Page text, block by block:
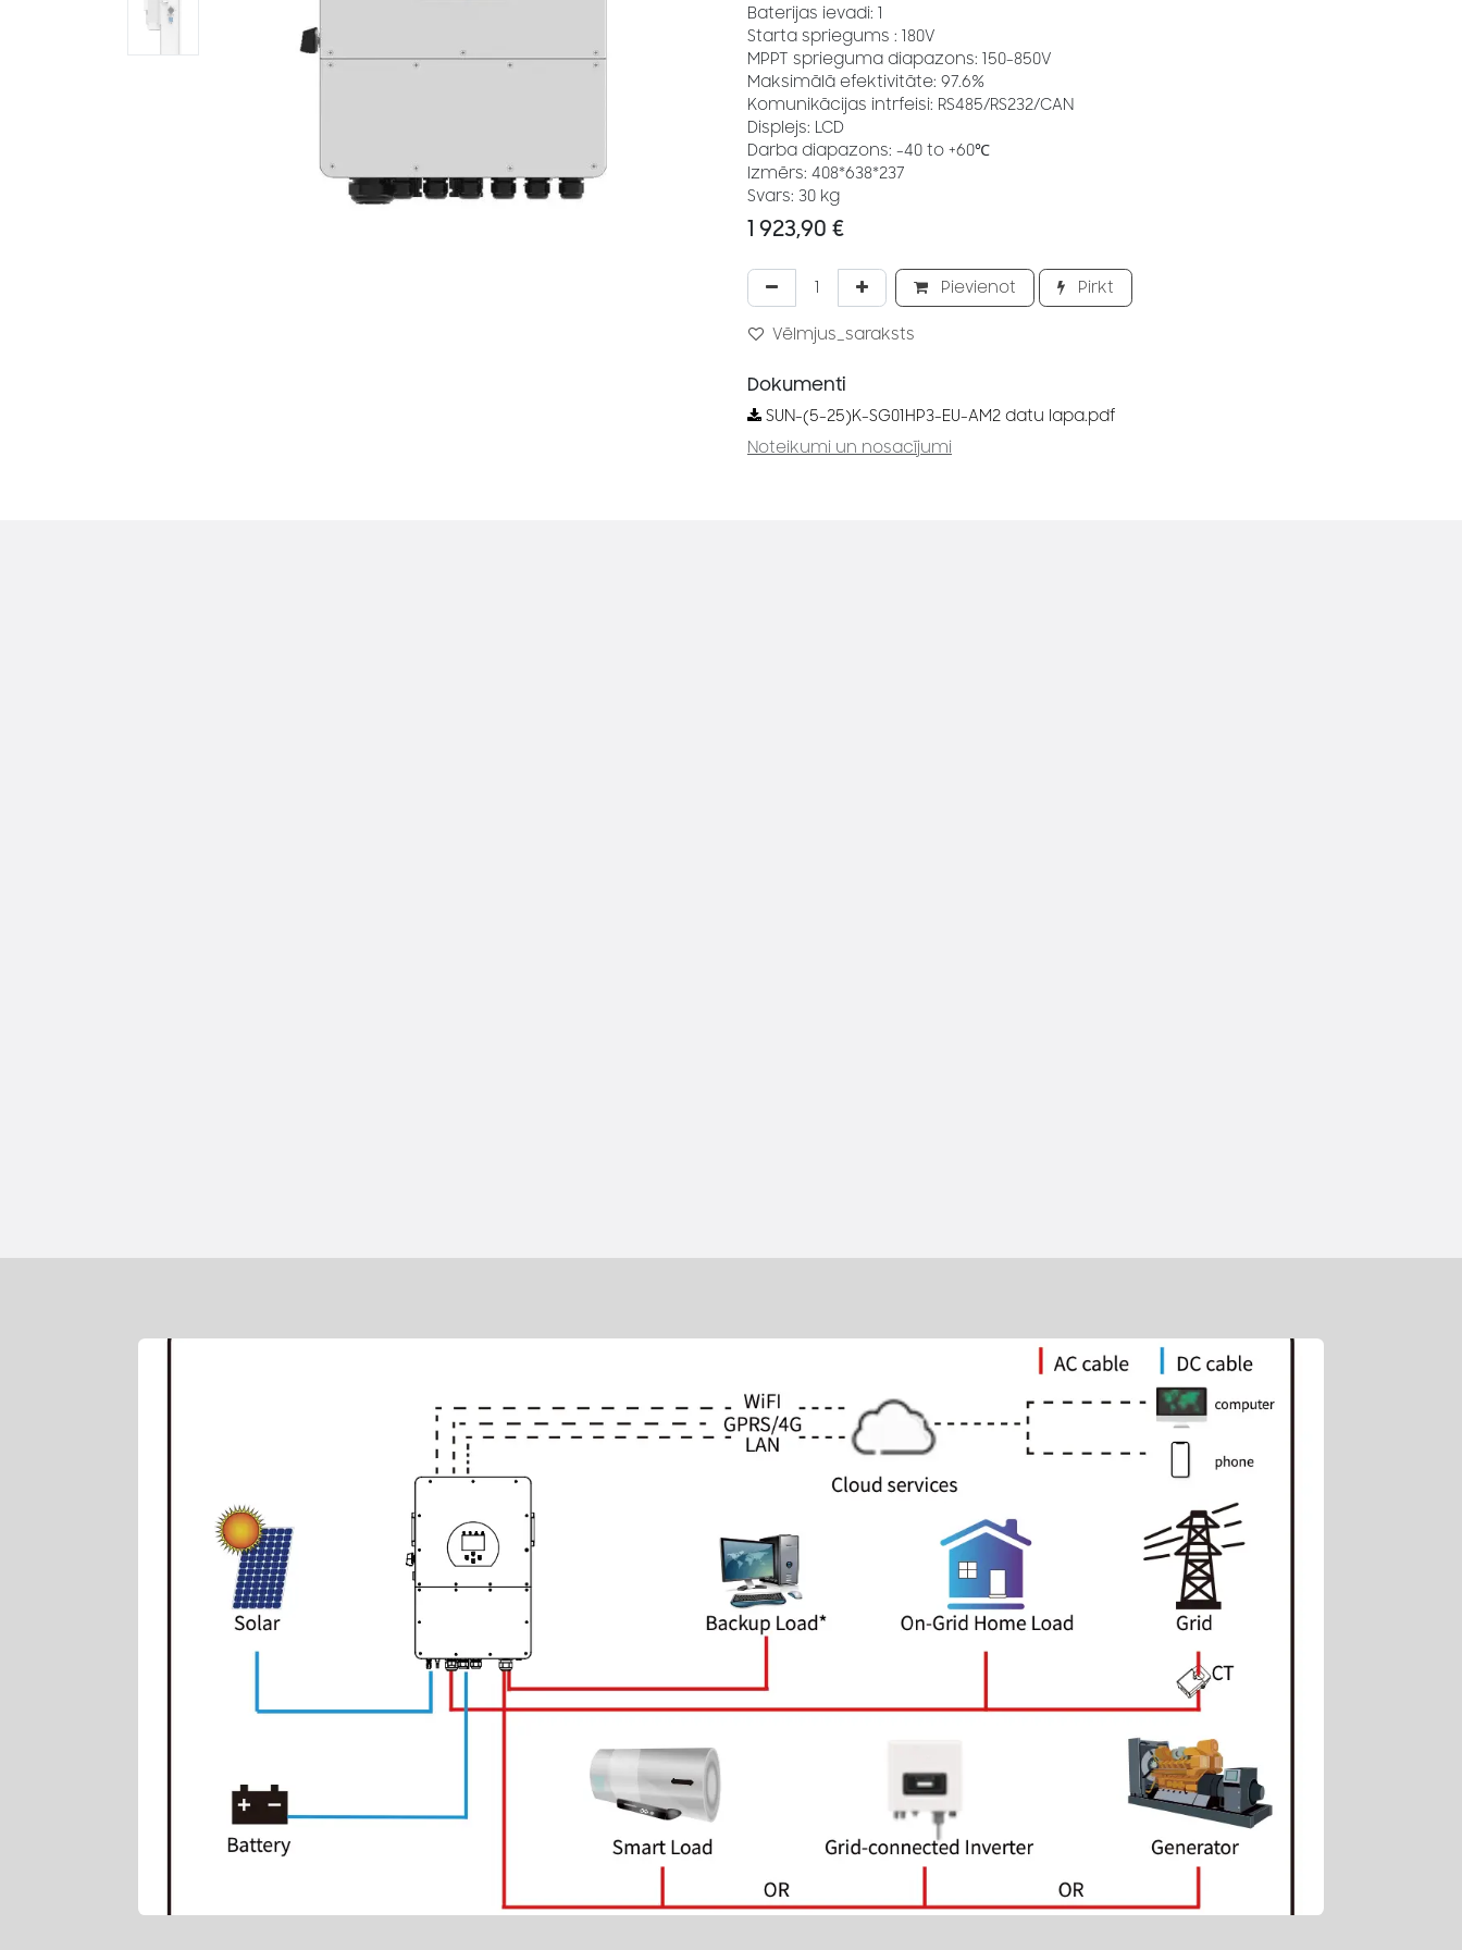
Baterijas ievadi: 1
Starta spriegums : 180V
MPPT sprieguma diapazons: 150-850V
Maksimālā efektivitāte: 97.6%
Komunikācijas intrfeisi: RS485/RS232/CAN
Displejs: LCD
Darba diapazons: -40 to +60℃
Izmērs: 408*638*237
Svars: 30 kg
1 923,90 €
Pievienot Pirkt
Vēlmjus_saraksts
Dokumenti
SUN-(5-25)K-SG01HP3-EU-AM2 datu lapa.pdf
Noteikumi un nosacījumi